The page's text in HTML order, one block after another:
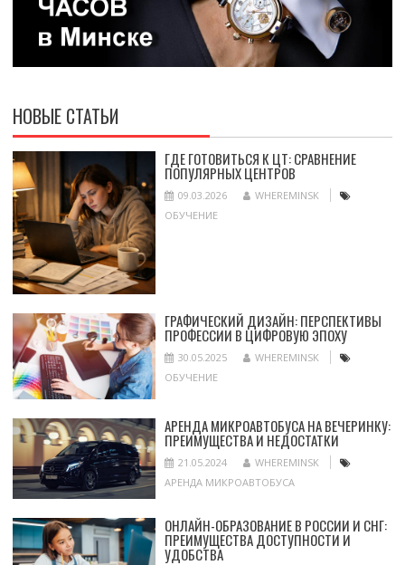
НОВЫЕ СТАТЬИ
ГДЕ ГОТОВИТЬСЯ К ЦТ: СРАВНЕНИЕ
ПОПУЛЯРНЫХ ЦЕНТРОВ
09.03.2026
WHEREMINSK
ОБУЧЕНИЕ
ГРАФИЧЕСКИЙ ДИЗАЙН: ПЕРСПЕКТИВЫ
ПРОФЕССИИ В ЦИФРОВУЮ ЭПОХУ
30.05.2025
WHEREMINSK
ОБУЧЕНИЕ
АРЕНДА МИКРОАВТОБУСА НА ВЕЧЕРИНКУ:
ПРЕИМУЩЕСТВА И НЕДОСТАТКИ
21.05.2024
WHEREMINSK
АРЕНДА МИКРОАВТОБУСА
ОНЛАЙН-ОБРАЗОВАНИЕ В РОССИИ И СНГ:
ПРЕИМУЩЕСТВА ДОСТУПНОСТИ И
УДОБСТВА